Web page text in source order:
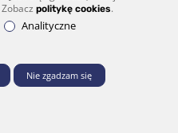
które służy nam
zadbane i nowoczesne
się żyje.
politykę cookies.
Analityczne
Nie zgadzam się